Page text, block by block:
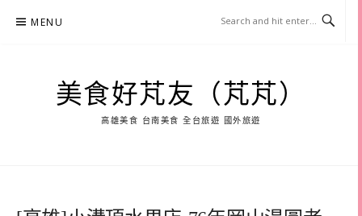
MENU
美食好芃友（芃芃）
高雄美食 台南美食 全台旅遊 國外旅遊